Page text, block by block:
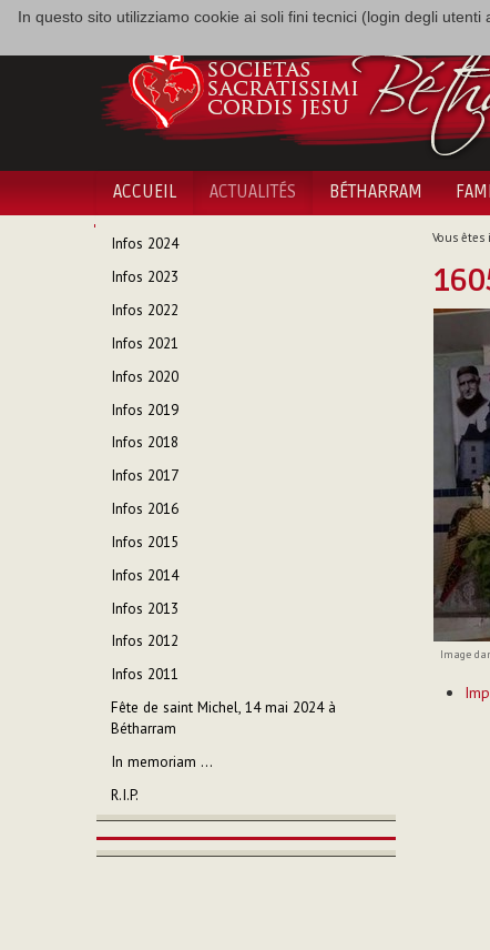
In questo sito utilizziamo cookie ai soli fini tecnici (login degli
ACCUEIL ACTUALITÉS BÉTHARRAM
NAVIGATION
Infos 2024
Infos 2023
Infos 2022
Infos 2021
Infos 2020
Infos 2019
Infos 2018
Infos 2017
Infos 2016
Infos 2015
Infos 2014
Infos 2013
Infos 2012
Infos 2011
Fête de saint Michel, 14 mai 2024 à
Bétharram
In memoriam ...
R.I.P.
Vous êtes
Image
sur